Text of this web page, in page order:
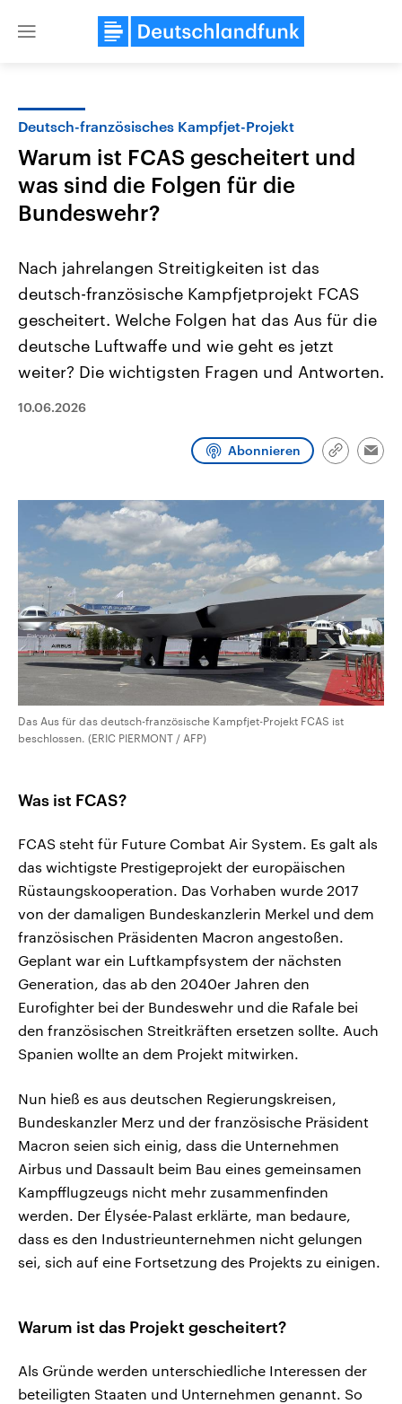
Close
Landtagswahl Sachsen-Anhalt
2026
Alle Informationen
Sachsen-Anhalt wählt am 6.
September 2026 einen neuen
Landtag. Seit 2021 wird das
CDU, SPD und FDP regiert.-
Wahlprogramme, aktuelle Berichte
und Hintergründe zu den Parteien
USA
Aktuelle Beiträge,
Hintergründe
Wirtschaftlich und
gehören die Vereinigten
Programm Podcasts
Audio-Archiv
Deutsch-französisches Kampfjet-Projekt
Warum ist FCAS gescheitert und
was sind die Folgen für die
Bundeswehr?
Nach jahrelangen Streitigkeiten ist das
deutsch-französische Kampfjetprojekt FCAS
gescheitert. Welche Folgen hat das Aus für die
deutsche Luftwaffe und wie geht es jetzt
weiter? Die wichtigsten Fragen und Antworten.
10.06.2026
Abonnieren
Link
Das Aus für das deutsch-französische Kampfjet-Projekt FCAS ist
beschlossen. (ERIC PIERMONT / AFP)
Was ist FCAS?
FCAS steht für Future Combat Air System. Es galt als
das wichtigste Prestigeprojekt der europäischen
Rüstaungskooperation. Das Vorhaben wurde 2017
von der damaligen Bundeskanzlerin Merkel und dem
französischen Präsidenten Macron angestoßen.
Geplant war ein Luftkampfsystem der nächsten
Generation, das ab den 2040er Jahren den
Eurofighter bei der Bundeswehr und die Rafale bei
den französischen Streitkräften ersetzen sollte. Auch
Spanien wollte an dem Projekt mitwirken.
Nun hieß es aus deutschen Regierungskreisen,
Bundeskanzler Merz und der französische Präsident
Macron seien sich einig, dass die Unternehmen
Airbus und Dassault beim Bau eines gemeinsamen
Kampfflugzeugs nicht mehr zusammenfinden
werden. Der Élysée-Palast erklärte, man bedaure,
dass es den Industrieunternehmen nicht gelungen
sei, sich auf eine Fortsetzung des Projekts zu einigen.
Warum ist das Projekt gescheitert?
Als Gründe werden unterschiedliche Interessen der
beteiligten Staaten und Unternehmen genannt. So